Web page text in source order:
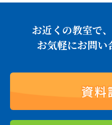
お近くの教室で
お気軽にお問い
資料